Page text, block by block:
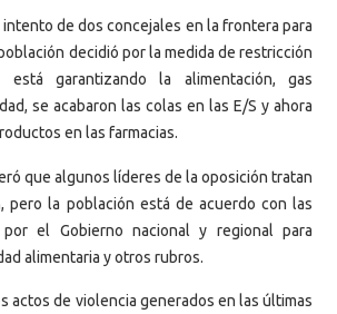
de dos concejales en la frontera para
decidió por la medida de restricción
garantizando la alimentación, gas
se acabaron las colas en las E/S y ahora
en las farmacias.
que algunos líderes de la oposición tratan
pero la población está de acuerdo con las
por el Gobierno nacional y regional para
alimentaria y otros rubros.
actos de violencia generados en las últimas